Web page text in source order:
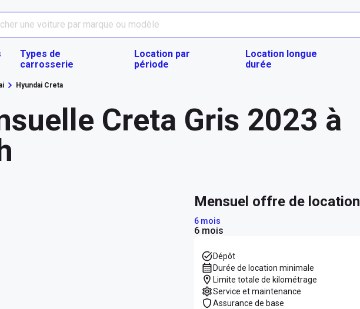
Types de
carrosserie
Location par
période
Location longue
durée
Hyundai Creta
Creta Gris 2023 à
mensuel offre de location
6 mois
6 mois
Dépôt
Durée de location minimale
Limite totale de kilométrage
Service et maintenance
Assurance de base